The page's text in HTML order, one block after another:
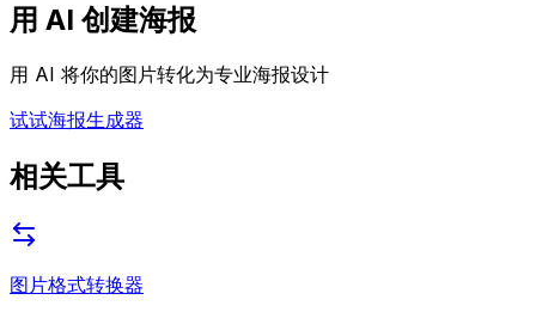
用 AI 创建海报
用 AI 将你的图片转化为专业海报设计
试试海报生成器
相关工具
图片格式转换器